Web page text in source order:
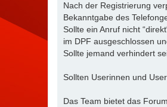
Nach der Registrierung
Bekanntgabe des
Sollte ein Anruf nicht
im DPF ausgeschlossen
Sollte jemand verhindert
Sollten Userinnen und
Das Team bietet das